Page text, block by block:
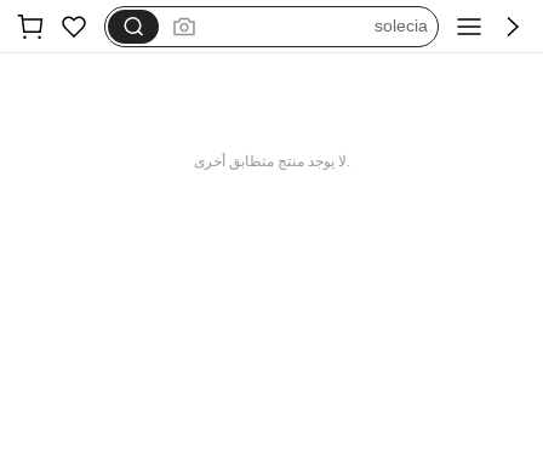
solecia
.لا يوجد منتج متطابق أخرى